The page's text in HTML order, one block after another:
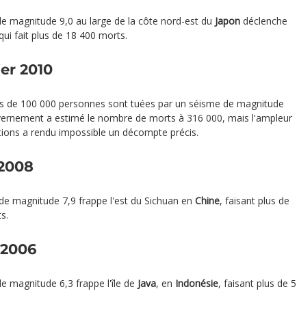
magnitude 9,0 au large de la côte nord-est du Japon déclenche
fait plus de 18 400 morts.
2010
de 100 000 personnes sont tuées par un séisme de magnitude
a estimé le nombre de morts à 316 000, mais l'ampleur
a rendu impossible un décompte précis.
magnitude 7,9 frappe l'est du Sichuan en Chine, faisant plus de
magnitude 6,3 frappe l'île de Java, en Indonésie, faisant plus de 5